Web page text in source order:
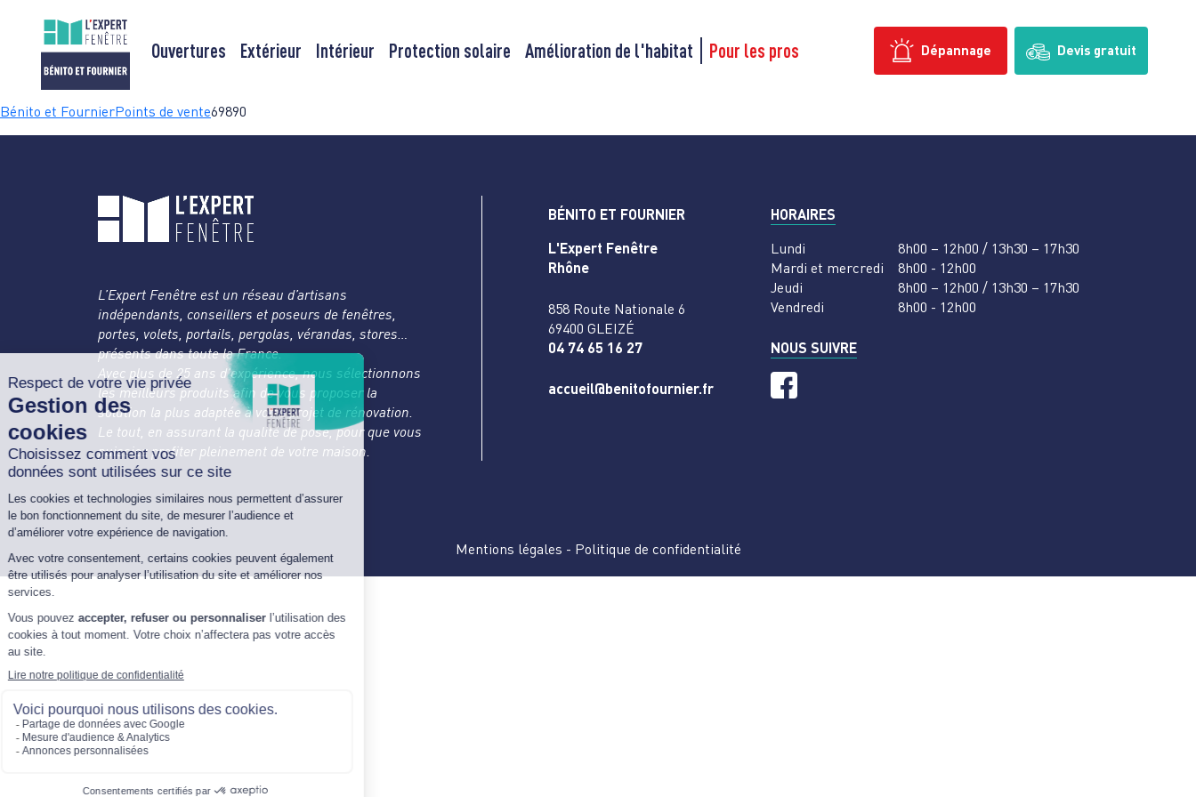
Passer
Dépannage Devis gratuit
Ouvertures Extérieur Intérieur Protection solaire Amélioration de l'habitat Pour les pros
Bénito et FournierPoints de vente69890
L’Expert Fenêtre est un réseau d’artisans
indépendants, conseillers et poseurs de fenêtres,
portes, volets, portails, pergolas, vérandas, stores…
présents dans toute la France.
Avec plus de 25 ans d’expérience, nous sélectionnons
les meilleurs produits afin de vous proposer la
solution la plus adaptée à votre projet de rénovation.
Le tout, en assurant la qualité de pose, pour que vous
puissiez profiter pleinement de votre maison.
BÉNITO ET FOURNIER
L'Expert Fenêtre
Rhône
858 Route Nationale 6
69400 GLEIZÉ
04 74 65 16 27
accueil@benitofournier.fr
HORAIRES
Lundi
8h00 – 12h00 / 13h30 – 17h30
Mardi et mercredi
8h00 - 12h00
Jeudi
8h00 – 12h00 / 13h30 – 17h30
Vendredi
8h00 - 12h00
NOUS SUIVRE
Mentions légales - Politique de confidentialité